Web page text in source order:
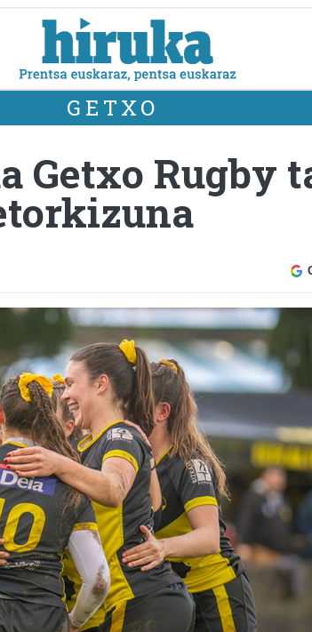
GETXO
Getxo Rugby